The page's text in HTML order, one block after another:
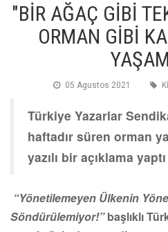
"BİR AĞAÇ GİBİ
ORMAN GİBİ
05 Agustos 2021
Türkiye Yazarlar
haftadır süren orman
yazılı bir açıklama yaptı
“Yönetilemeyen Ülkenin
Söndürülemiyor!”başlıklı